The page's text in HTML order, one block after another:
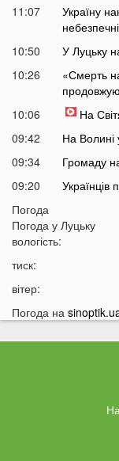
11:07
Україну
10:50
У Луцьку
10:26
«Смерть
10:06
На
09:42
На Волині
09:34
Громаду
09:20
09:05
вважався
21:32
20:21
Ці
можуть
кого це
Що
Спас:
Водіїв в
Погода
Погода у Луцьку
вологість:
тиск:
вітер:
Погода на